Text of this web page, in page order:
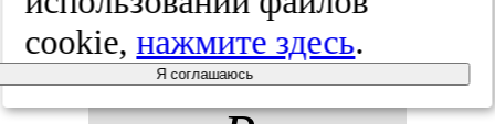
дов ле­че­
cookie,нажмите здесь.
Я соглашаюсь